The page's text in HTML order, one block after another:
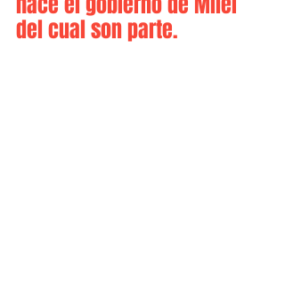
del cual son parte.